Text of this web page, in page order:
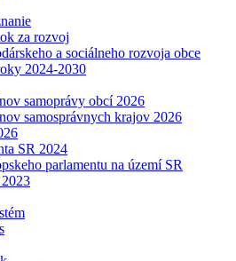
za rozvoj
a sociálneho rozvoja obce
2024-2030
samoprávy obcí 2026
samosprávnych krajov 2026
SR 2024
parlamentu na území SR